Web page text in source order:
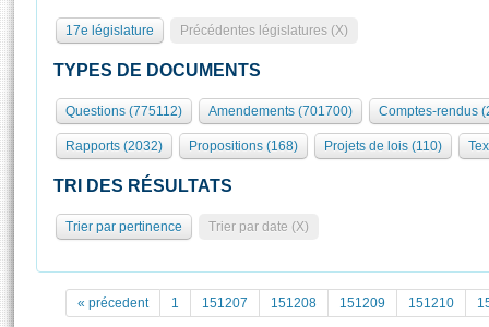
Présidence
577 députés
Groupes politiques
Séance publique
Commissions et autres organes
Europe et International
Pétitions
Rôle et pouvoirs de l'Assemblée
Organisation de l'Assemblée
Présidence Conférence des Présidents Bureau Collège des
Statistiques et chiffres clés
Documents de référence
( Constitution | Règlement de l'Assemblée ... )
Visiter l'Assemblée
Visite virtuelle du palais Bourbon
Assister à une séance
La Bibliothèque
17e législature Précédentes législatures (X)
TYPES DE DOCUMENTS
Questions (775112) Amendements (701700) Comptes-rendus
Rapports (2032) Propositions (168) Projets de lois (110)
TRI DES RÉSULTATS
Trier par pertinence Trier par date (X)
« précedent 1 151207 151208 151209 151210